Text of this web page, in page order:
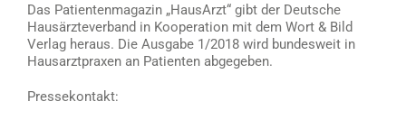
Das Patientenmagazin „HausArzt“ gibt der Deutsche
Hausärzteverband in Kooperation mit dem Wort & Bild
Verlag heraus. Die Ausgabe 1/2018 wird bundesweit in
Hausarztpraxen an Patienten abgegeben.
Pressekontakt: